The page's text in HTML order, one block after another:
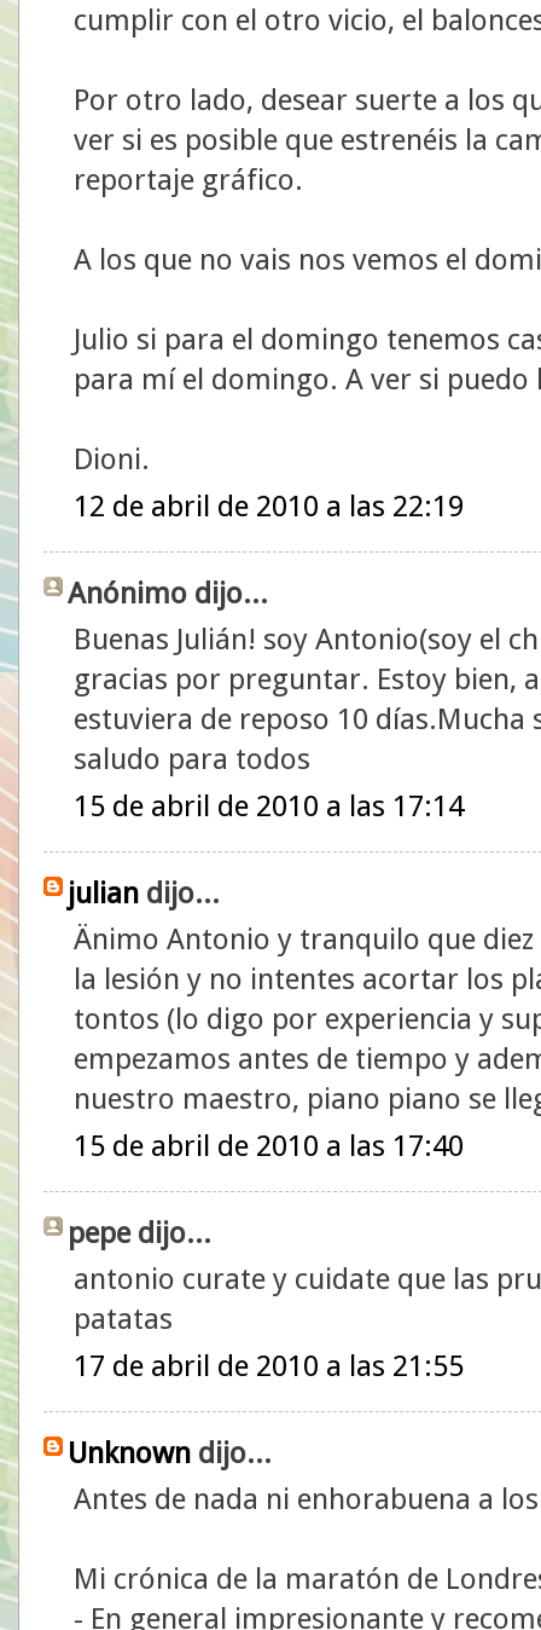
cumplir con el otro vicio, el
Por otro lado, desear suerte a los
ver si es posible que estrenéis la
reportaje gráfico.
A los que no vais nos vemos el
Julio si para el domingo tenemos
para mí el domingo. A ver si puedo
Dioni.
12 de abril de 2010 a las 22:19
Anónimo dijo...
Buenas Julián! soy Antonio(soy el
gracias por preguntar. Estoy bien,
estuviera de reposo 10 días.Mucha
saludo para todos
15 de abril de 2010 a las 17:14
julian dijo...
Änimo Antonio y tranquilo que
la lesión y no intentes acortar los
tontos (lo digo por experiencia y
empezamos antes de tiempo y
nuestro maestro, piano piano se
15 de abril de 2010 a las 17:40
pepe dijo...
antonio curate y cuidate que las
patatas
17 de abril de 2010 a las 21:55
Unknown dijo...
Antes de nada ni enhorabuena a
Mi crónica de la maratón de
- En general impresionante y